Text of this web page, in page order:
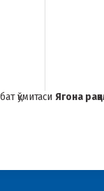
қўмитаси Ягона